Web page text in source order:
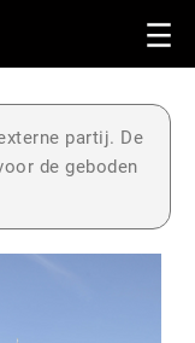
partij. De
de geboden